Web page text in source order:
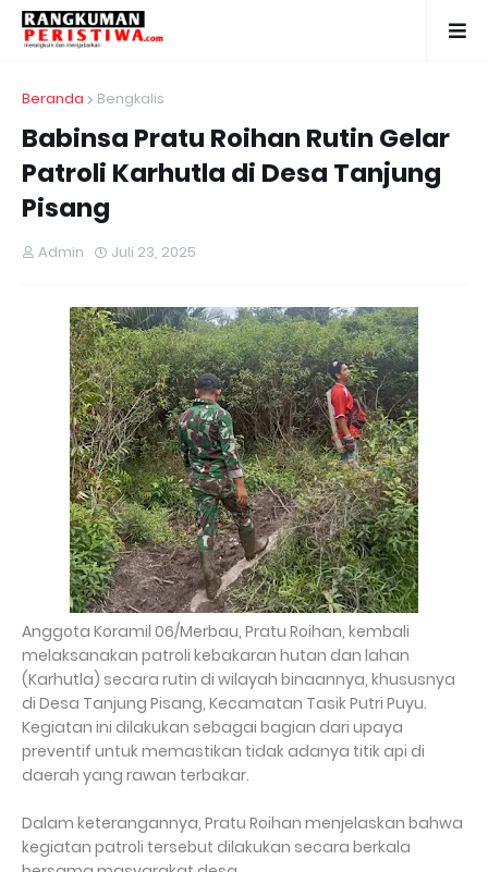
Beranda Bengkalis
Babinsa Pratu Roihan Rutin Gelar
Patroli Karhutla di Desa Tanjung
Pisang
Admin Juli 23, 2025
Anggota Koramil 06/Merbau, Pratu Roihan, kembali
melaksanakan patroli kebakaran hutan dan lahan
(Karhutla) secara rutin di wilayah binaannya, khususnya
di Desa Tanjung Pisang, Kecamatan Tasik Putri Puyu.
Kegiatan ini dilakukan sebagai bagian dari upaya
preventif untuk memastikan tidak adanya titik api di
daerah yang rawan terbakar.
Dalam keterangannya, Pratu Roihan menjelaskan bahwa
kegiatan patroli tersebut dilakukan secara berkala